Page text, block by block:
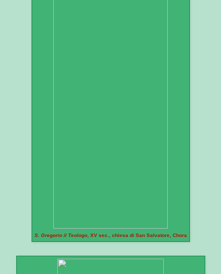
S. Gregorio il Teologo, XV sec., chiesa di San Salvatore, Chora